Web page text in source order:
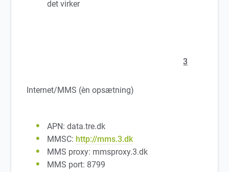
det virker
3
Internet/MMS (èn opsætning)
APN: data.tre.dk
MMSC: http://mms.3.dk
MMS proxy: mmsproxy.3.dk
MMS port: 8799